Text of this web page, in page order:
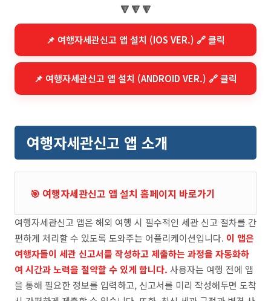
🔻 🔻 🔻
📌 여행자세관신고 앱 설치 (IOS VER.) 🔗 클릭
📌 여행자세관신고 앱 설치 (ANDROID VER.) 🔗 클릭
여행자세관신고 앱 소개
🎯 여행자세관신고 앱 설치 홈페이지 바로가기
여행자세관신고 앱은 해외 여행 시 필수적인 세관 신고 절차를 간
편하게 처리할 수 있도록 도와주는 어플리케이션입니다. 이 앱은
여행자들이 세관 신고서를 작성하고 제출하는 과정을 자동화하
여 시간과 노력을 절약할 수 있게 합니다. 사용자는 여행 전에 앱
을 통해 필요한 정보를 입력하고, 신고서를 미리 작성해두면 도착